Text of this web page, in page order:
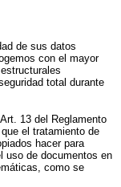
de sus datos
con el mayor
total durante
13 del Reglamento
el tratamiento de
hacer para
uso de documentos en
como se